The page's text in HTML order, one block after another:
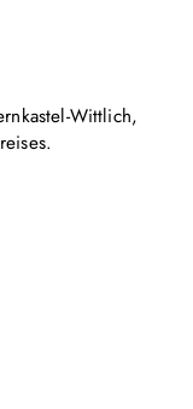
Wittlich,